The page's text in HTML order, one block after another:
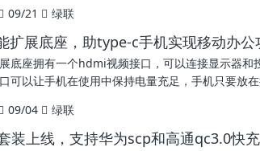
09/21 绿联
扩展底座，助type-c手机实现移动办公
底座拥有一个hdmi视频接口，可以连接显示器和
可以让手机在使用中保持电量充足，手机只要放
09/04 绿联
装上线，支持华为scp和高通qc3.0快充